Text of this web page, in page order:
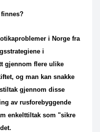
i Norge fra
i
gjennom flere ulike
og man kan snakke
gjennom disse
av rusforebyggende
enkelttiltak som "sikre